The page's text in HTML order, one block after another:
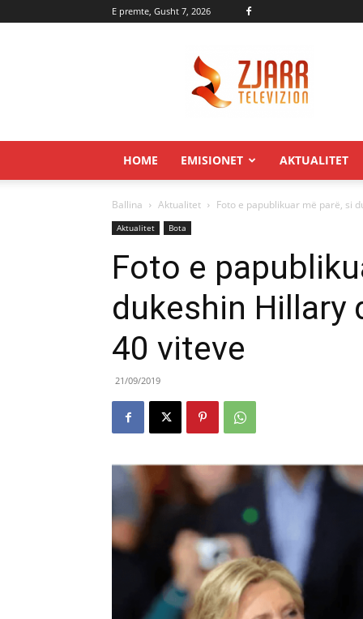
E premte, Gusht 7, 2026
HOME EMISIONET AKTUALITET
Ballina Aktualitet Foto e papublikuar më parë, si
Aktualitet Bota
Foto e
dukeshin Hillary
40 viteve
21/09/2019